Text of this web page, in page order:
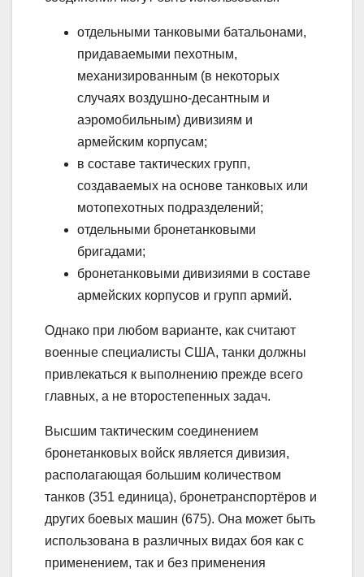
отдельными танковыми батальонами,
придаваемыми пехотным,
механизированным (в некоторых
случаях воздушно-десантным и
аэромобильным) дивизиям и
армейским корпусам;
в составе тактических групп,
создаваемых на основе танковых или
мотопехотных подразделений;
отдельными бронетанковыми
бригадами;
бронетанковыми дивизиями в составе
армейских корпусов и групп армий.
Однако при любом варианте, как считают
военные специалисты США, танки должны
привлекаться к выполнению прежде всего
главных, а не второстепенных задач.
Высшим тактическим соединением
бронетанковых войск является дивизия,
располагающая большим количеством
танков (351 единица), бронетранспортёров и
других боевых машин (675). Она может быть
использована в различных видах боя как с
применением, так и без применения